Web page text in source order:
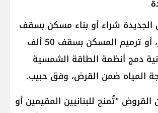
شراء أو بناء مسكن بسقف
100 ألف دولار، أو ترميم المسكن بسقف 50 ألف
دمج أنظمة الطاقة الشمسية
المياه ضمن القرض، وفق حبيب.
"تُمنح للبنانيين المقيمين أو